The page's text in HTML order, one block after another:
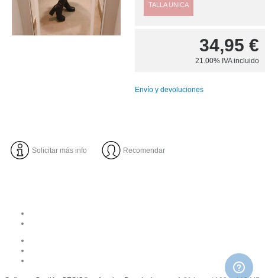
TALLA UNICA
34,95 €
21.00% IVA incluido
Envío y devoluciones
Solicitar más info Recomendar